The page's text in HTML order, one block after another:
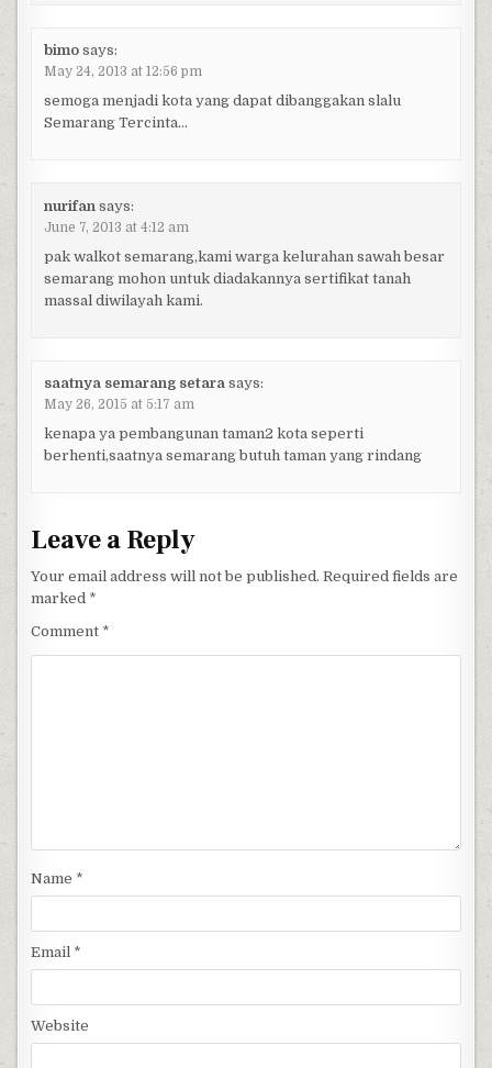
bimo says:
May 24, 2013 at 12:56 pm
semoga menjadi kota yang dapat dibanggakan slalu
Semarang Tercinta…
nurifan says:
June 7, 2013 at 4:12 am
pak walkot semarang,kami warga kelurahan sawah besar
semarang mohon untuk diadakannya sertifikat tanah
massal diwilayah kami.
saatnya semarang setara says:
May 26, 2015 at 5:17 am
kenapa ya pembangunan taman2 kota seperti
berhenti,saatnya semarang butuh taman yang rindang
Leave a Reply
Your email address will not be published. Required fields are
marked *
Comment *
Name *
Email *
Website